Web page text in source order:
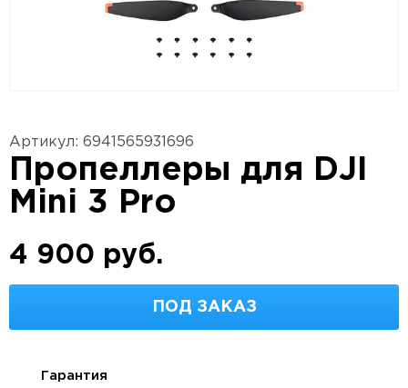
Артикул: 6941565931696
Пропеллеры для DJI
Mini 3 Pro
4 900 руб.
ПОД ЗАКАЗ
Гарантия